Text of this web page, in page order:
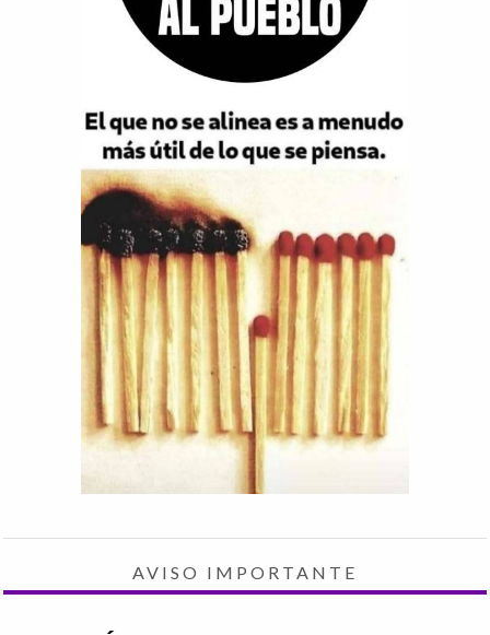
AVISO IMPORTANTE